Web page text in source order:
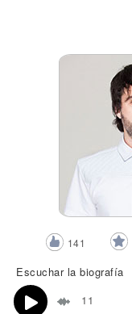
141
Escuchar la biografía
11